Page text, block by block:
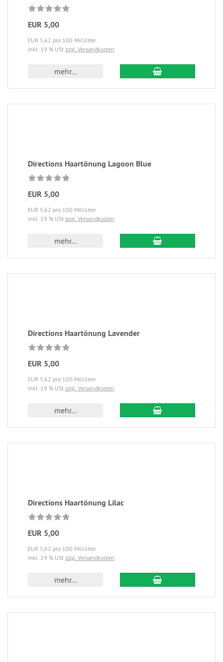
EUR 5,00
EUR 5,62 pro 100 Milliliter
inkl. 19 % USt zzgl. Versandkosten
mehr...
Directions Haartönung Lagoon Blue
EUR 5,00
EUR 5,62 pro 100 Milliliter
inkl. 19 % USt zzgl. Versandkosten
mehr...
Directions Haartönung Lavender
EUR 5,00
EUR 5,62 pro 100 Milliliter
inkl. 19 % USt zzgl. Versandkosten
mehr...
Directions Haartönung Lilac
EUR 5,00
EUR 5,62 pro 100 Milliliter
inkl. 19 % USt zzgl. Versandkosten
mehr...